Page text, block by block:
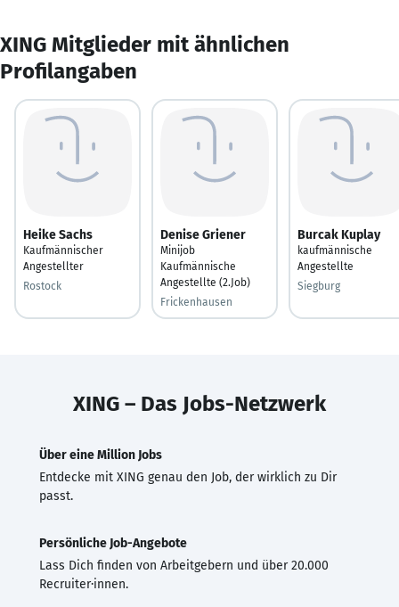
XING Mitglieder mit ähnlichen
Profilangaben
Heike Sachs
Kaufmännischer
Angestellter
Rostock
Denise Griener
Minijob
Kaufmännische
Angestellte (2.Job)
Frickenhausen
Burcak Kuplay
kaufmännische
Angestellte
Siegburg
XING – Das Jobs-Netzwerk
Über eine Million Jobs
Entdecke mit XING genau den Job, der wirklich zu Dir
passt.
Persönliche Job-Angebote
Lass Dich finden von Arbeitgebern und über 20.000
Recruiter·innen.